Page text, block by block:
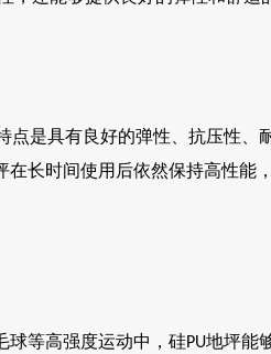
点是具有良好的弹性、抗压性、
长时间使用后依然保持高性能
球等高强度运动中，硅PU地坪能